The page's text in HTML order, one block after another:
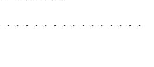
・・・・・・・・・・・・・・・